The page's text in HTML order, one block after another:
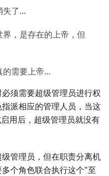
了...
界，是存在的上帝，但
需要上帝...
须需要超级管理员进行权
派相应的管理人员，当这
用后，超级管理员就没有
管理员，但在职责分离机
个角色联合执行这个"至